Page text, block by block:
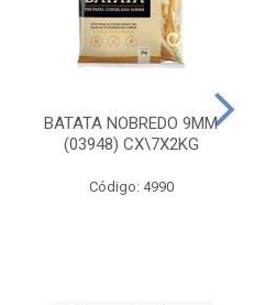
BATATA NOBREDO 9MM
(03948) CX\7X2KG
Código: 4990